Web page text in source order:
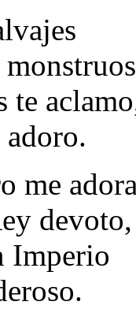
te
me
devoto,
Imperio